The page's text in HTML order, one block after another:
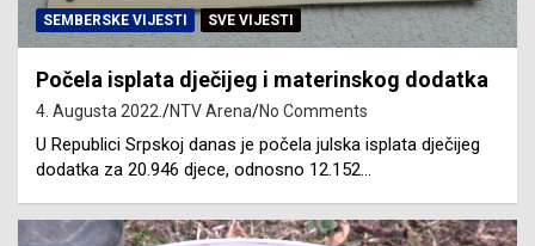
SEMBERSKE VIJESTI SVE VIJESTI
Počela isplata dječijeg i materinskog dodatka
4. Augusta 2022. NTV Arena No Comments
U Republici Srpskoj danas je počela julska isplata dječijeg
dodatka za 20.946 djece, odnosno 12.152…